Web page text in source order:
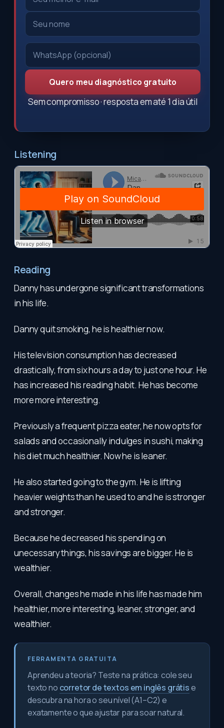
Quero meu diagnóstico gratuito
Sem compromisso · resposta em até 1 dia útil
Listening
Reading
Danny has undergone significant transformations
in his life.
Danny quit smoking, he is healthier now.
His television consumption has decreased
drastically, from six hours a day to just one hour. He
has increased his reading habit. He has become
more more interesting.
Previously a frequent pizza eater, he now opts for
salads and occasionally indulges in sushi, making
his diet much healthier. Now he is leaner.
He also started going to the gym. He is lifting
heavier weights than he used to and he is stronger
and stronger.
Because he decreased his spending on
unecessary things, his savings are bigger. He is
wealthier.
Overall, changes he made in his life has made him
healthier, more interesting, leaner, stronger, and
wealthier.
FERRAMENTA GRATUITA
Aprendeu a teoria? Teste na prática: cole seu
texto no corretor de textos em inglês grátise
descubra na hora o seu nível (A1–C2) e
exatamente o que ajustar para soar natural.